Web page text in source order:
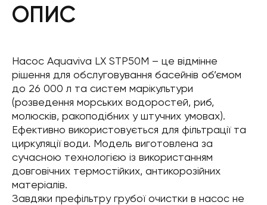
ОПИС
Насос Aquaviva LX STP50M – це відмінне
рішення для обслуговування басейнів об’ємом
до 26 000 л та систем марікультури
(розведення морських водоростей, риб,
молюсків, ракоподібних у штучних умовах).
Ефективно використовується для фільтрації та
циркуляції води. Модель виготовлена за
сучасною технологією із використанням
довговічних термостійких, антикорозійних
матеріалів.
Завдяки префільтру грубої очистки в насос не